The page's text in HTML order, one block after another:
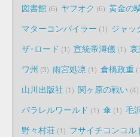
図書館 6 ヤフオク 6 黄金の
マターコンパイラー 1 ジャッ
ザ･ロード 1 宣統帝溥儀 1
ワ州 3 雨宮処凛 1 倉橋政重 1
山川出版社 1 関ヶ原の戦い 4
パラレルワールド 1 傘 1 毛
野々村荘 1 フサイチコンコル